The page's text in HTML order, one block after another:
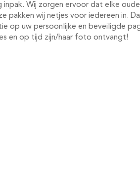
Wij zorgen ervoor dat elke
pakken wij netjes voor iedereen in.
op uw persoonlijke en beveiligde
en op tijd zijn/haar foto ontvangt!